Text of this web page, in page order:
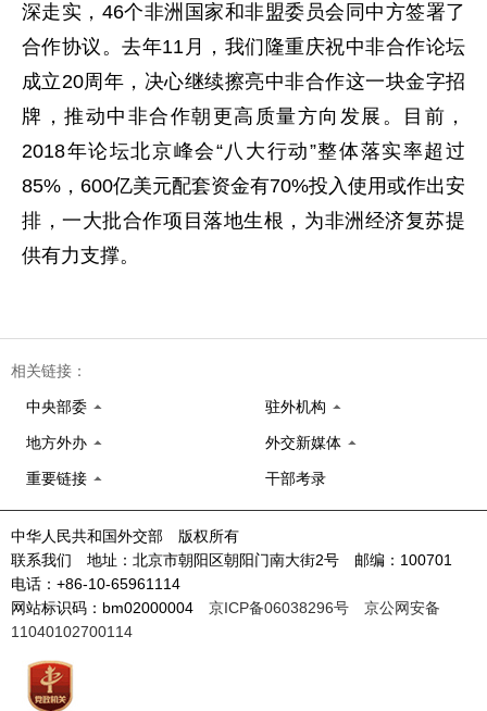
深走实，46个非洲国家和非盟委员会同中方签署了
合作协议。去年11月，我们隆重庆祝中非合作论坛
成立20周年，决心继续擦亮中非合作这一块金字招
牌，推动中非合作朝更高质量方向发展。目前，
2018年论坛北京峰会“八大行动”整体落实率超过
85%，600亿美元配套资金有70%投入使用或作出安
排，一大批合作项目落地生根，为非洲经济复苏提
供有力支撑。
相关链接：
中央部委 驻外机构
地方外办 外交新媒体
重要链接 干部考录
中华人民共和国外交部 版权所有
联系我们 地址：北京市朝阳区朝阳门南大街2号 邮编：100701
电话：+86-10-65961114
网站标识码：bm02000004 京ICP备06038296号
京公网安备
11040102700114